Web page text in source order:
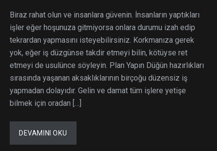
Biraz rahat olun ve insanlara güvenin. İnsanların yaptıkları
işler eğer hoşunuza gitmiyorsa onlara durumu izah edip
tekrardan yapmasını isteyebilirsiniz. Korkmanıza gerek
yok, eğer iş düzgünse takdir etmeyi bilin, kötüyse ret
etmeyi de usulünce söyleyin. Plan Yapın Düğün hazırlıkları
sırasında yaşanan aksaklıklarının birçoğu düzensiz iş
yapmadan dolayıdır. Gelin ve damat tüm işlere yetişe
bilmek için oradan […]
DEVAMINI OKU